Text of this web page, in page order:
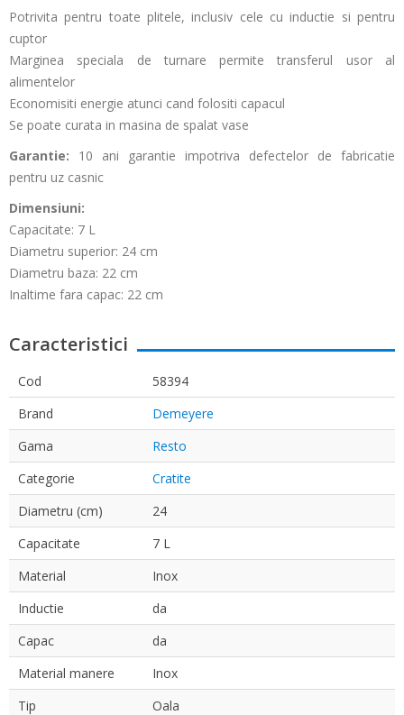
Potrivita pentru toate plitele, inclusiv cele cu inductie si pentru
cuptor
Marginea speciala de turnare permite transferul usor al
alimentelor
Economisiti energie atunci cand folositi capacul
Se poate curata in masina de spalat vase
Garantie: 10 ani garantie impotriva defectelor de fabricatie
pentru uz casnic
Dimensiuni:
Capacitate: 7 L
Diametru superior: 24 cm
Diametru baza: 22 cm
Inaltime fara capac: 22 cm
Caracteristici
Cod
58394
Brand
Demeyere
Gama
Resto
Categorie
Cratite
Diametru (cm)
24
Capacitate
7 L
Material
Inox
Inductie
da
Capac
da
Material manere
Inox
Tip
Oala